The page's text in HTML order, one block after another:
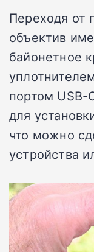
Переходя от
объектив
байонетное
портом USB-
для
что можно
устройства